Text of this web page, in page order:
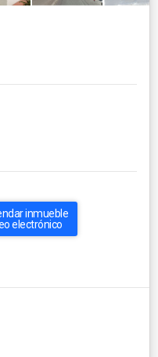
inmueble
electrónico